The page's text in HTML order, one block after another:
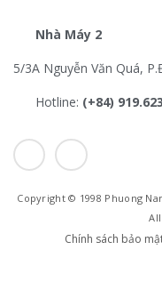
Nhà Máy 2
5/3A Nguyễn Văn Quá,
Hotline: (+84)
o
-
c
u
u
e
Copyright © 1998 Phuong
Chính sách bảo